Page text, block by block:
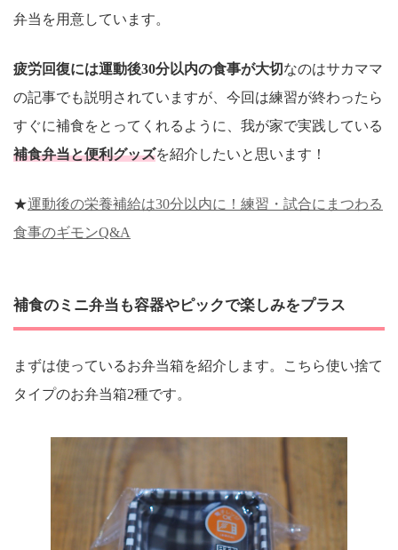
弁当を用意しています。
疲労回復には運動後30分以内の食事が大切 なのはサカママ
の記事でも説明されていますが、今回は練習が終わったら
すぐに補食をとってくれるように、我が家で実践している
補食弁当と便利グッズを紹介したいと思います！
★運動後の栄養補給は30分以内に！練習・試合にまつわる
食事のギモンQ&A
補食のミニ弁当も容器やピックで楽しみをプラス
まずは使っているお弁当箱を紹介します。こちら使い捨て
タイプのお弁当箱2種です。